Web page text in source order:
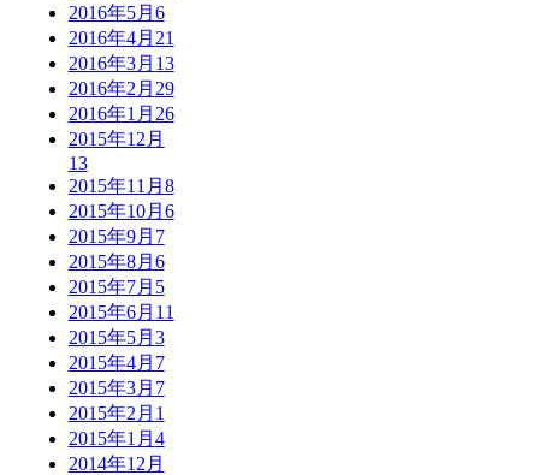
2016年5月 6
2016年4月 21
2016年3月 13
2016年2月 29
2016年1月 26
2015年12月
13
2015年11月 8
2015年10月 6
2015年9月 7
2015年8月 6
2015年7月 5
2015年6月 11
2015年5月 3
2015年4月 7
2015年3月 7
2015年2月 1
2015年1月 4
2014年12月